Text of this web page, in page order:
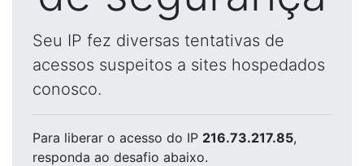
Seu IP fez diversas tentativas de
acessos suspeitos a sites hospedados
conosco.
Para liberar o acesso do IP 216.73.217.85,
responda ao desafio abaixo.